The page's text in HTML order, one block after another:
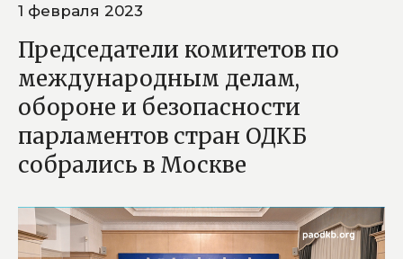
1 февраля 2023
Председатели комитетов по
международным делам,
обороне и безопасности
парламентов стран ОДКБ
собрались в Москве